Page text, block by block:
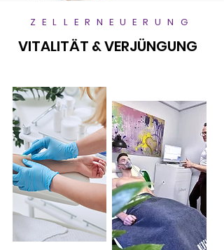
ZELLERNEUERUNG
VITALITÄT & VERJÜNGUNG